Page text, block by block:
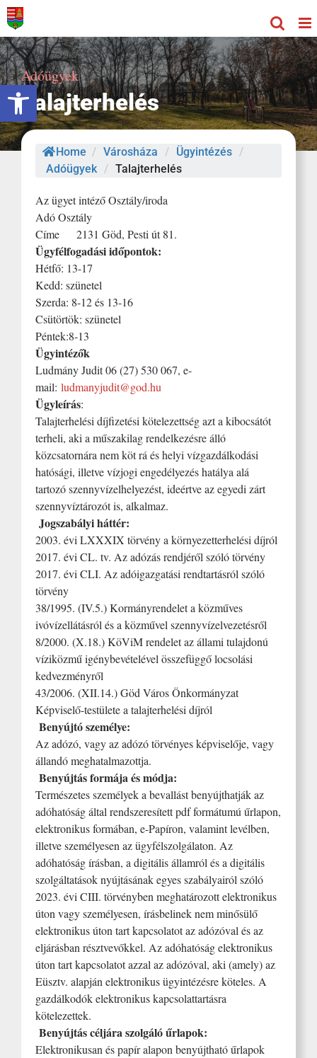
Eszköztár megnyitása
Kihagyás
Adóügyek
Talajterhelés
Home / Városháza / Ügyintézés /
Adóügyek / Talajterhelés
Az ügyet intéző Osztály/iroda
Adó Osztály
Címe 2131 Göd, Pesti út 81.
Ügyfélfogadási időpontok:
Hétfő: 13-17
Kedd: szünetel
Szerda: 8-12 és 13-16
Csütörtök: szünetel
Péntek:8-13
Ügyintézők
Ludmány Judit 06 (27) 530 067, e-
mail: ludmanyjudit@god.hu
Ügyleírás:
Talajterhelési díjfizetési kötelezettség azt a kibocsátót
terheli, aki a műszakilag rendelkezésre álló
közcsatornára nem köt rá és helyi vízgazdálkodási
hatósági, illetve vízjogi engedélyezés hatálya alá
tartozó szennyvízelhelyezést, ideértve az egyedi zárt
szennyvíztározót is, alkalmaz.
Jogszabályi háttér:
2003. évi LXXXIX törvény a környezetterhelési díjról
2017. évi CL. tv. Az adózás rendjéről szóló törvény
2017. évi CLI. Az adóigazgatási rendtartásról szóló
törvény
38/1995. (IV.5.) Kormányrendelet a közműves
ivóvízellátásról és a közművel szennyvízelvezetésről
8/2000. (X.18.) KöViM rendelet az állami tulajdonú
víziközmű igénybevételével összefüggő locsolási
kedvezményről
43/2006. (XII.14.) Göd Város Önkormányzat
Képviselő-testülete a talajterhelési díjról
Benyújtó személye:
Az adózó, vagy az adózó törvényes képviselője, vagy
állandó meghatalmazottja.
Benyújtás formája és módja:
Természetes személyek a bevallást benyújthatják az
adóhatóság által rendszeresített pdf formátumú űrlapon,
elektronikus formában, e-Papíron, valamint levélben,
illetve személyesen az ügyfélszolgálaton. Az
adóhatóság írásban, a digitális államról és a digitális
szolgáltatások nyújtásának egyes szabályairól szóló
2023. évi CIII. törvényben meghatározott elektronikus
úton vagy személyesen, írásbelinek nem minősülő
elektronikus úton tart kapcsolatot az adózóval és az
eljárásban résztvevőkkel. Az adóhatóság elektronikus
úton tart kapcsolatot azzal az adózóval, aki (amely) az
Eüsztv. alapján elektronikus ügyintézésre köteles. A
gazdálkodók elektronikus kapcsolattartásra
kötelezettek.
Benyújtás céljára szolgáló űrlapok:
Elektronikusan és papír alapon benyújtható űrlapok